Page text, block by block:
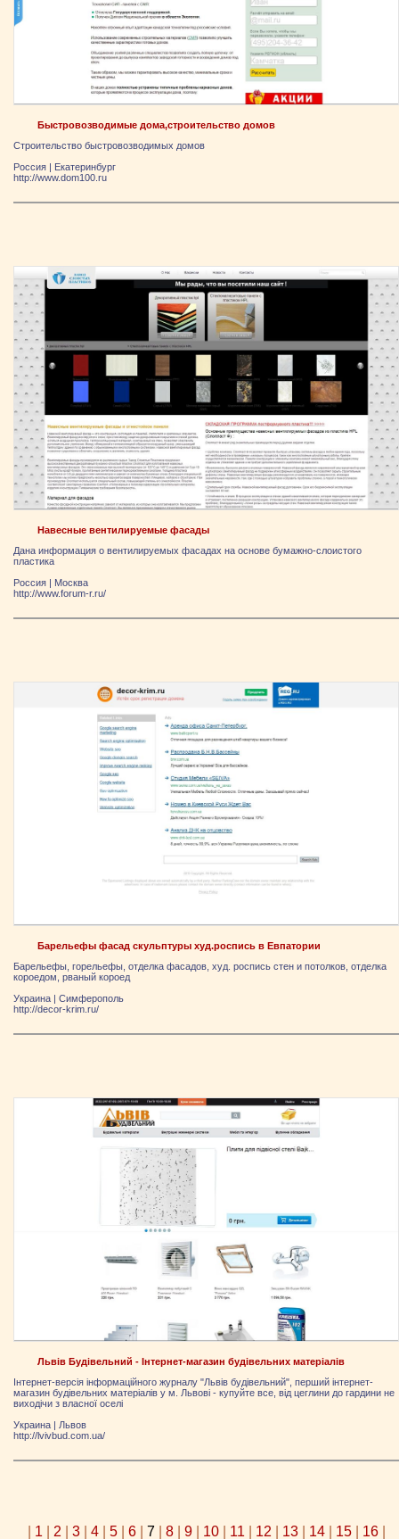
Быстровозводимые дома,строительство домов
Строительство быстровозводимых домов
Россия | Екатеринбург
http://www.dom100.ru
Навесные вентилируемые фасады
Дана информация о вентилируемых фасадах на основе бумажно-слоистого
пластика
Россия | Москва
http://www.forum-r.ru/
Барельефы фасад скульптуры худ.роспись в Евпатории
Барельефы, горельефы, отделка фасадов, худ. роспись стен и потолков, отделка
короедом, рваный короед
Украина | Симферополь
http://decor-krim.ru/
Львів Будівельний - Інтернет-магазин будівельних матеріалів
Інтернет-версія інформаційного журналу "Львів будівельний", перший інтернет-
магазин будівельних матеріалів у м. Львові - купуйте все, від цеглини до гардини не
виходічи з власної оселі
Украина | Львов
http://lvivbud.com.ua/
1 2 3| 4| 5| 6| 7| 8| 9| 10| 11 12 13| 14| 15| 16|